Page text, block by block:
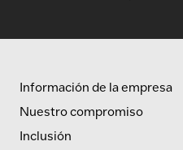
Información de la empresa
Nuestro compromiso
Inclusión